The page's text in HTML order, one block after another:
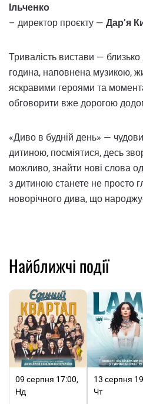
Ільченко
– директор проєкту — Дар’я
Тривалість вистави —
година, наповнена музикою,
яскравими героями та
обговорити вже дорогою
«Диво в будній день» —
дитиною, посміятися, десь
можливо, знайти нові слова
з дитиною станете не просто
новорічного дива, що
Найближчі події
09 серпня 17:00,
Нд
13 серпня
Чт